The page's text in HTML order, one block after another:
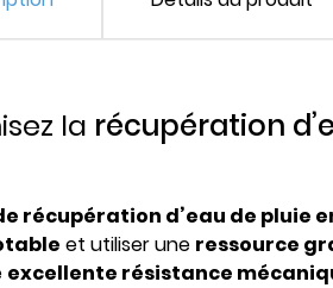
la récupération
récupération d’eau de pluie
et utiliser une ressource
excellente résistance